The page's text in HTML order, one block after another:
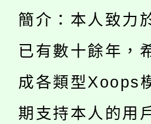
生本土語
公告本校
代理(課)教
公告本校
代理(課)教
轉知中國
《TA101
轉知苗栗
簡介：本人致力
已有數十餘年，
成各類型Xoops
期支持本人的用